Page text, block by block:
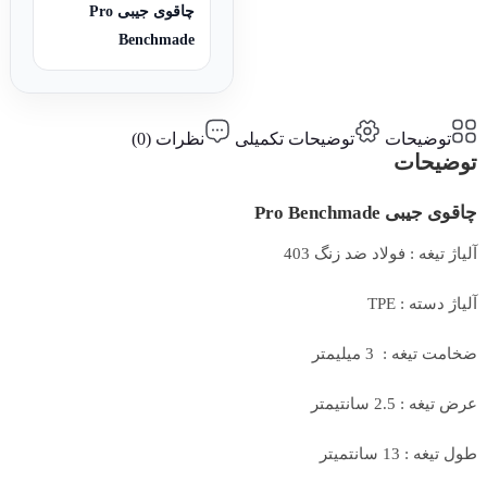
چاقوی جیبی Pro
Benchmade
توضیحات توضیحات تکمیلی نظرات (0)
توضیحات
چاقوی جیبی Pro Benchmade
آلیاژ تیغه : فولاد ضد زنگ 403
آلیاژ دسته : TPE
ضخامت تیغه : 3 میلیمتر
عرض تیغه : 2.5 سانتیمتر
طول تیغه : 13 سانتمیتر